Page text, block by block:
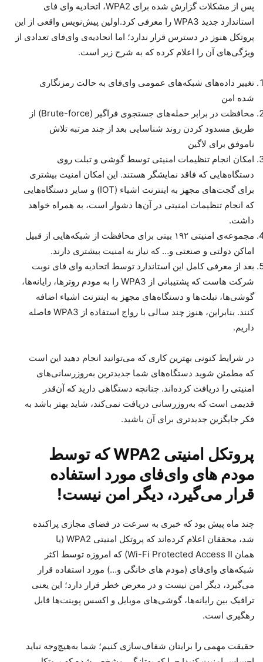
پس از مشکلات گزارش شده برای WPA2، اتحادیه وای فای
استاندارد جدید WPA3 را معرفی کرد.اولین پیش‌نویس واقعی از این
پروتکل هنوز در دسترس قرار ندارد؛ اما اتحادیه‌ی وای‌فای تعدادی از
ویژگی‌های آن را اعلام کرده که به شرح زیر است.
تغییر داده‌های شبکه‌های عمومی وای‌فای به حالت رمزنگاری
شده امن
محافظت در برابر حمله‌های جستجوی فراگیر (Brute-force) از
طریق مسدود کردن روند شناسایی بعد از چند مرتبه تلاش
ناموفق برای لاگین
امکان انجام تنظیمات امنیتی توسط گوشی و تبلت روی
دستگاه‌هایی که فاقد نمایشگر هستند. این امکان امنیت بیشتری
برای گجت‌های مجهز به اینترنت اشیاء (IOT) و سایر دستگاه‌هایی
که انجام تنظیمات امنیتی در آن‌ها دشوار است، به همراه خواهد
داشت.
مجموعه‌ی امنیتی ۱۹۲ بیتی برای محافظت از شبکه‌هایی از قبیل
اماکن دولتی و صنعتی و… که نیاز به امنیت بیشتری دارند.
بعد از معرفی کامل این استاندارد توسط اتحادیه وای فای نوبت
شرکت هاست که پشتیبانی از WPA3 را به مودم روترها، رایانه‌ها،
گوشی‌ها، تبلت‌ها و دستگاه‌های مجهز به اینترنت اشیاء اضافه
کنند. بنابراین، هنوز چند سالی با رواج استفاده از WPA3 فاصله
داریم.
در شرایط کنونی بهترین کاری که می‌توانید انجام دهید این است
که مطمئن شوید دستگاه‌های شما جدیدترین به‌روزرسانی‌های
امنیتی را دریافت کرده‌اند. چنانچه دستگاهی دارید که آن‌قدر
قدیمی است که به‌روزرسانی دریافت نمی‌کند، شاید بهتر باشد به
فکر جایگزین جدیدتری برای آن باشید.
پروتکل امنیتی WPA2 که توسط
مودم های وای‌فای مورد استفاده
قرار می‌گیرد، دیگر امن نیست!
چند ماه پیش بود که خبری به سرعت در فضای مجازی پراکنده
شد، محققان اعلام کرده‌اند که پروتکل امنیتی WPA2 (یا
همان Wi-Fi Protected Access II) که امروزه توسط اکثر
شبکه‌های وای‌فای (مودم های خانگی و…) مورد استفاده قرار
می‌گیرد، دیگر امن نیست و در معرض خطر قرار دارد؛ این یعنی
ترافیک بین رایانه‌ها، گوشی‌های موبایل و اکسس پوینت‌ها قابل
رهگیری است.
حقیقت مهمی را برایتان شفاف‌سازی کنیم؛ شما به‌هیچ‌وجه نباید